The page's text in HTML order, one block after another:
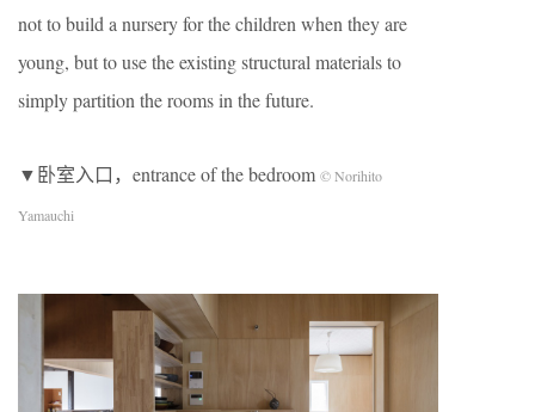
not to build a nursery for the children when they are
young, but to use the existing structural materials to
simply partition the rooms in the future.
▼卧室入口，entrance of the bedroom © Norihito
Yamauchi